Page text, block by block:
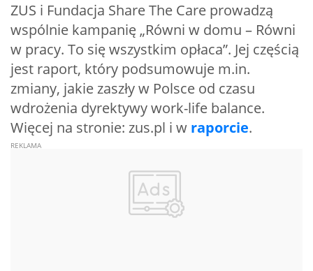
ZUS i Fundacja Share The Care prowadzą
wspólnie kampanię „Równi w domu – Równi
w pracy. To się wszystkim opłaca”. Jej częścią
jest raport, który podsumowuje m.in.
zmiany, jakie zaszły w Polsce od czasu
wdrożenia dyrektywy work-life balance.
Więcej na stronie: zus.pl i w raporcie.